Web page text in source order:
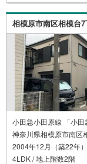
特別ボー
後から始
【老後の
な部分を
相模原市南区相模台7
小田急小田原線 「小
神奈川県相模原市南区
2004年12月（築22年）
4LDK / 地上階数2階